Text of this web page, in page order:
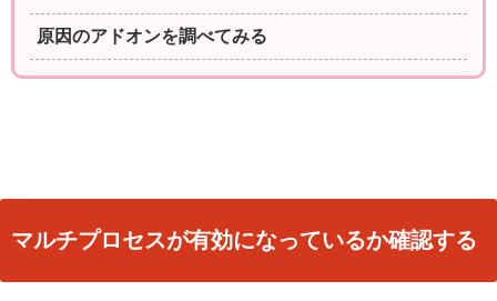
原因のアドオンを調べてみる
マルチプロセスが有効になっているか確認する